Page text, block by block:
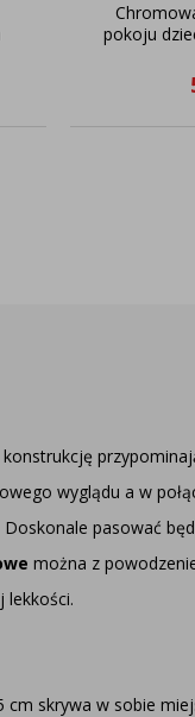
pokoju
wyglądu a w
pasować
można z
lekkości.
skrywa w sobie